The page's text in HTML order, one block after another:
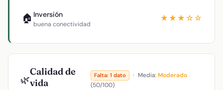
🏠 Inversión
buena conectividad
★★★☆☆
🌿
Calidad de
vida
Falta: 1 dato · Media:Moderado
(50/100)